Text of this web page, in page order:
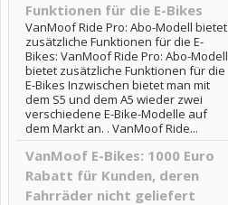
Funktionen für die E-Bikes
VanMoof Ride Pro: Abo-Modell bietet
zusätzliche Funktionen für die E-
Bikes: VanMoof Ride Pro: Abo-Modell
bietet zusätzliche Funktionen für die
E-Bikes Inzwischen bietet man mit
dem S5 und dem A5 wieder zwei
verschiedene E-Bike-Modelle auf
dem Markt an. . VanMoof Ride...
VanMoof E-Bikes: 1000 Euro
Rabatt für Kunden, deren
Fahrräder nicht geliefert